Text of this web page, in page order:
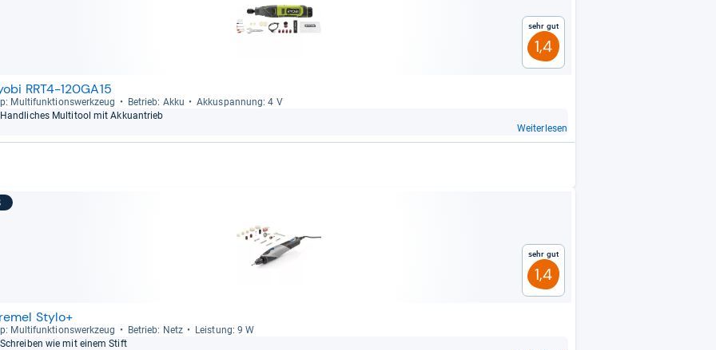
Sehr gut
1,4
RRT4-120GA15
Mul­ti­funk­ti­ons­werk­zeug Betrieb: Akku
Akku­span­nung: 4 V
Hand­li­ches Mul­ti­tool mit Akkuan­trieb
Weiterlesen
Sehr gut
1,4
Stylo+
Mul­ti­funk­ti­ons­werk­zeug Betrieb: Netz
Leis­tung: 9 W
Schrei­ben wie mit einem Stift